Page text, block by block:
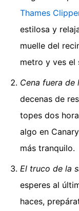
Thames
estilosa y
muelle del
metro y ves el
Cena fuera de
decenas de
topes dos
algo en
más tranquilo.
El truco de la
esperes al
haces,